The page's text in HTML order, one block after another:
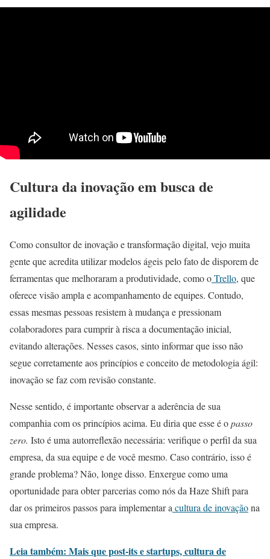
Cultura da inovação em busca de
agilidade
Como consultor de inovação e transformação digital, vejo muita
gente que acredita utilizar modelos ágeis pelo fato de disporem de
ferramentas que melhoraram a produtividade, como oTrello, que
oferece visão ampla e acompanhamento de equipes. Contudo,
essas mesmas pessoas resistem à mudança e pressionam
colaboradores para cumprir à risca a documentação inicial,
evitando alterações. Nesses casos, sinto informar que isso não
segue corretamente aos princípios e conceito de metodologia ágil:
inovação se faz com revisão constante.
Nesse sentido, é importante observar a aderência de sua
companhia com os princípios acima. Eu diria que esse é opasso
zero. Isto é uma autorreflexão necessária: verifique o perfil da sua
empresa, da sua equipe e de você mesmo. Caso contrário, isso é
grande problema? Não, longe disso. Enxergue como uma
oportunidade para obter parcerias como nós da Haze Shift para
dar os primeiros passos para implementar acultura de inovaçãona
sua empresa.
Leia também: Mais que post-its e startups, cultura de